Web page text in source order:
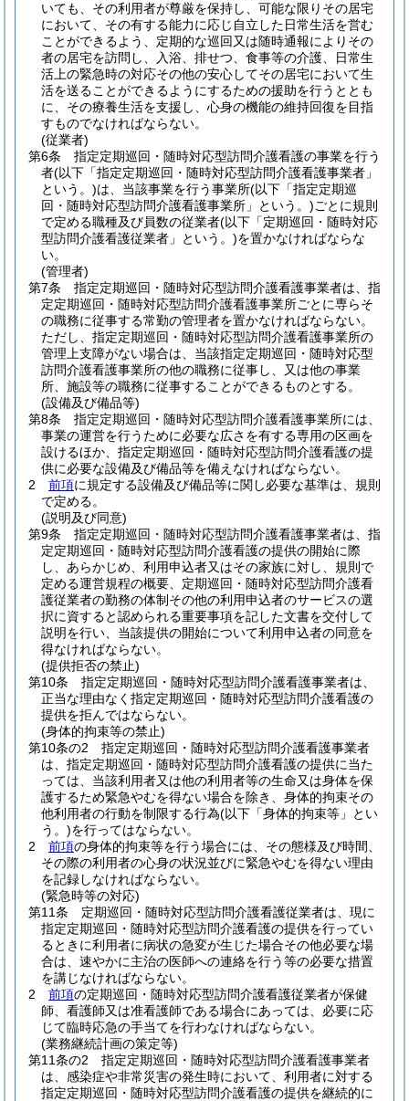
いても、その利用者が尊厳を保持し、可能な限りその居宅
において、その有する能力に応じ自立した日常生活を営む
ことができるよう、定期的な巡回又は随時通報によりその
者の居宅を訪問し、入浴、排せつ、食事等の介護、日常生
活上の緊急時の対応その他の安心してその居宅において生
活を送ることができるようにするための援助を行うととも
に、その療養生活を支援し、心身の機能の維持回復を目指
すものでなければならない。
(従業者)
第6条
指定定期巡回・随時対応型訪問介護看護の事業を行う
者(以下「指定定期巡回・随時対応型訪問介護看護事業者」
という。)は、当該事業を行う事業所(以下「指定定期巡
回・随時対応型訪問介護看護事業所」という。)ごとに規則
で定める職種及び員数の従業者(以下「定期巡回・随時対応
型訪問介護看護従業者」という。)を置かなければならな
い。
(管理者)
第7条
指定定期巡回・随時対応型訪問介護看護事業者は、指
定定期巡回・随時対応型訪問介護看護事業所ごとに専らそ
の職務に従事する常勤の管理者を置かなければならない。
ただし、指定定期巡回・随時対応型訪問介護看護事業所の
管理上支障がない場合は、当該指定定期巡回・随時対応型
訪問介護看護事業所の他の職務に従事し、又は他の事業
所、施設等の職務に従事することができるものとする。
(設備及び備品等)
第8条
指定定期巡回・随時対応型訪問介護看護事業所には、
事業の運営を行うために必要な広さを有する専用の区画を
設けるほか、指定定期巡回・随時対応型訪問介護看護の提
供に必要な設備及び備品等を備えなければならない。
2
前項に規定する設備及び備品等に関し必要な基準は、規則
で定める。
(説明及び同意)
第9条
指定定期巡回・随時対応型訪問介護看護事業者は、指
定定期巡回・随時対応型訪問介護看護の提供の開始に際
し、あらかじめ、利用申込者又はその家族に対し、規則で
定める運営規程の概要、定期巡回・随時対応型訪問介護看
護従業者の勤務の体制その他の利用申込者のサービスの選
択に資すると認められる重要事項を記した文書を交付して
説明を行い、当該提供の開始について利用申込者の同意を
得なければならない。
(提供拒否の禁止)
第10条
指定定期巡回・随時対応型訪問介護看護事業者は、
正当な理由なく指定定期巡回・随時対応型訪問介護看護の
提供を拒んではならない。
(身体的拘束等の禁止)
第10条の2
指定定期巡回・随時対応型訪問介護看護事業者
は、指定定期巡回・随時対応型訪問介護看護の提供に当た
っては、当該利用者又は他の利用者等の生命又は身体を保
護するため緊急やむを得ない場合を除き、身体的拘束その
他利用者の行動を制限する行為(以下「身体的拘束等」とい
う。)を行ってはならない。
2
前項の身体的拘束等を行う場合には、その態様及び時間、
その際の利用者の心身の状況並びに緊急やむを得ない理由
を記録しなければならない。
(緊急時等の対応)
第11条
定期巡回・随時対応型訪問介護看護従業者は、現に
指定定期巡回・随時対応型訪問介護看護の提供を行ってい
るときに利用者に病状の急変が生じた場合その他必要な場
合は、速やかに主治の医師への連絡を行う等の必要な措置
を講じなければならない。
2
前項の定期巡回・随時対応型訪問介護看護従業者が保健
師、看護師又は准看護師である場合にあっては、必要に応
じて臨時応急の手当てを行わなければならない。
(業務継続計画の策定等)
第11条の2
指定定期巡回・随時対応型訪問介護看護事業者
は、感染症や非常災害の発生時において、利用者に対する
指定定期巡回・随時対応型訪問介護看護の提供を継続的に